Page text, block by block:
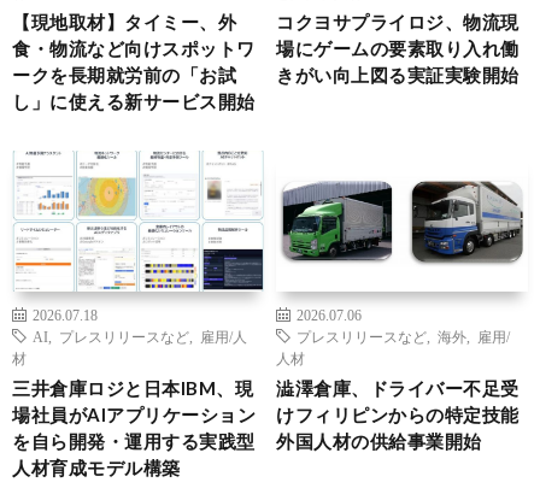
【現地取材】タイミー、外
食・物流など向けスポットワ
ークを長期就労前の「お試
し」に使える新サービス開始
コクヨサプライロジ、物流現
場にゲームの要素取り入れ働
きがい向上図る実証実験開始
2026.07.18
AI
プレスリリースなど
雇用/人
材
三井倉庫ロジと日本IBM、現
場社員がAIアプリケーション
を自ら開発・運用する実践型
人材育成モデル構築
2026.07.06
プレスリリースなど
海外
雇用/
人材
澁澤倉庫、ドライバー不足受
けフィリピンからの特定技能
外国人材の供給事業開始